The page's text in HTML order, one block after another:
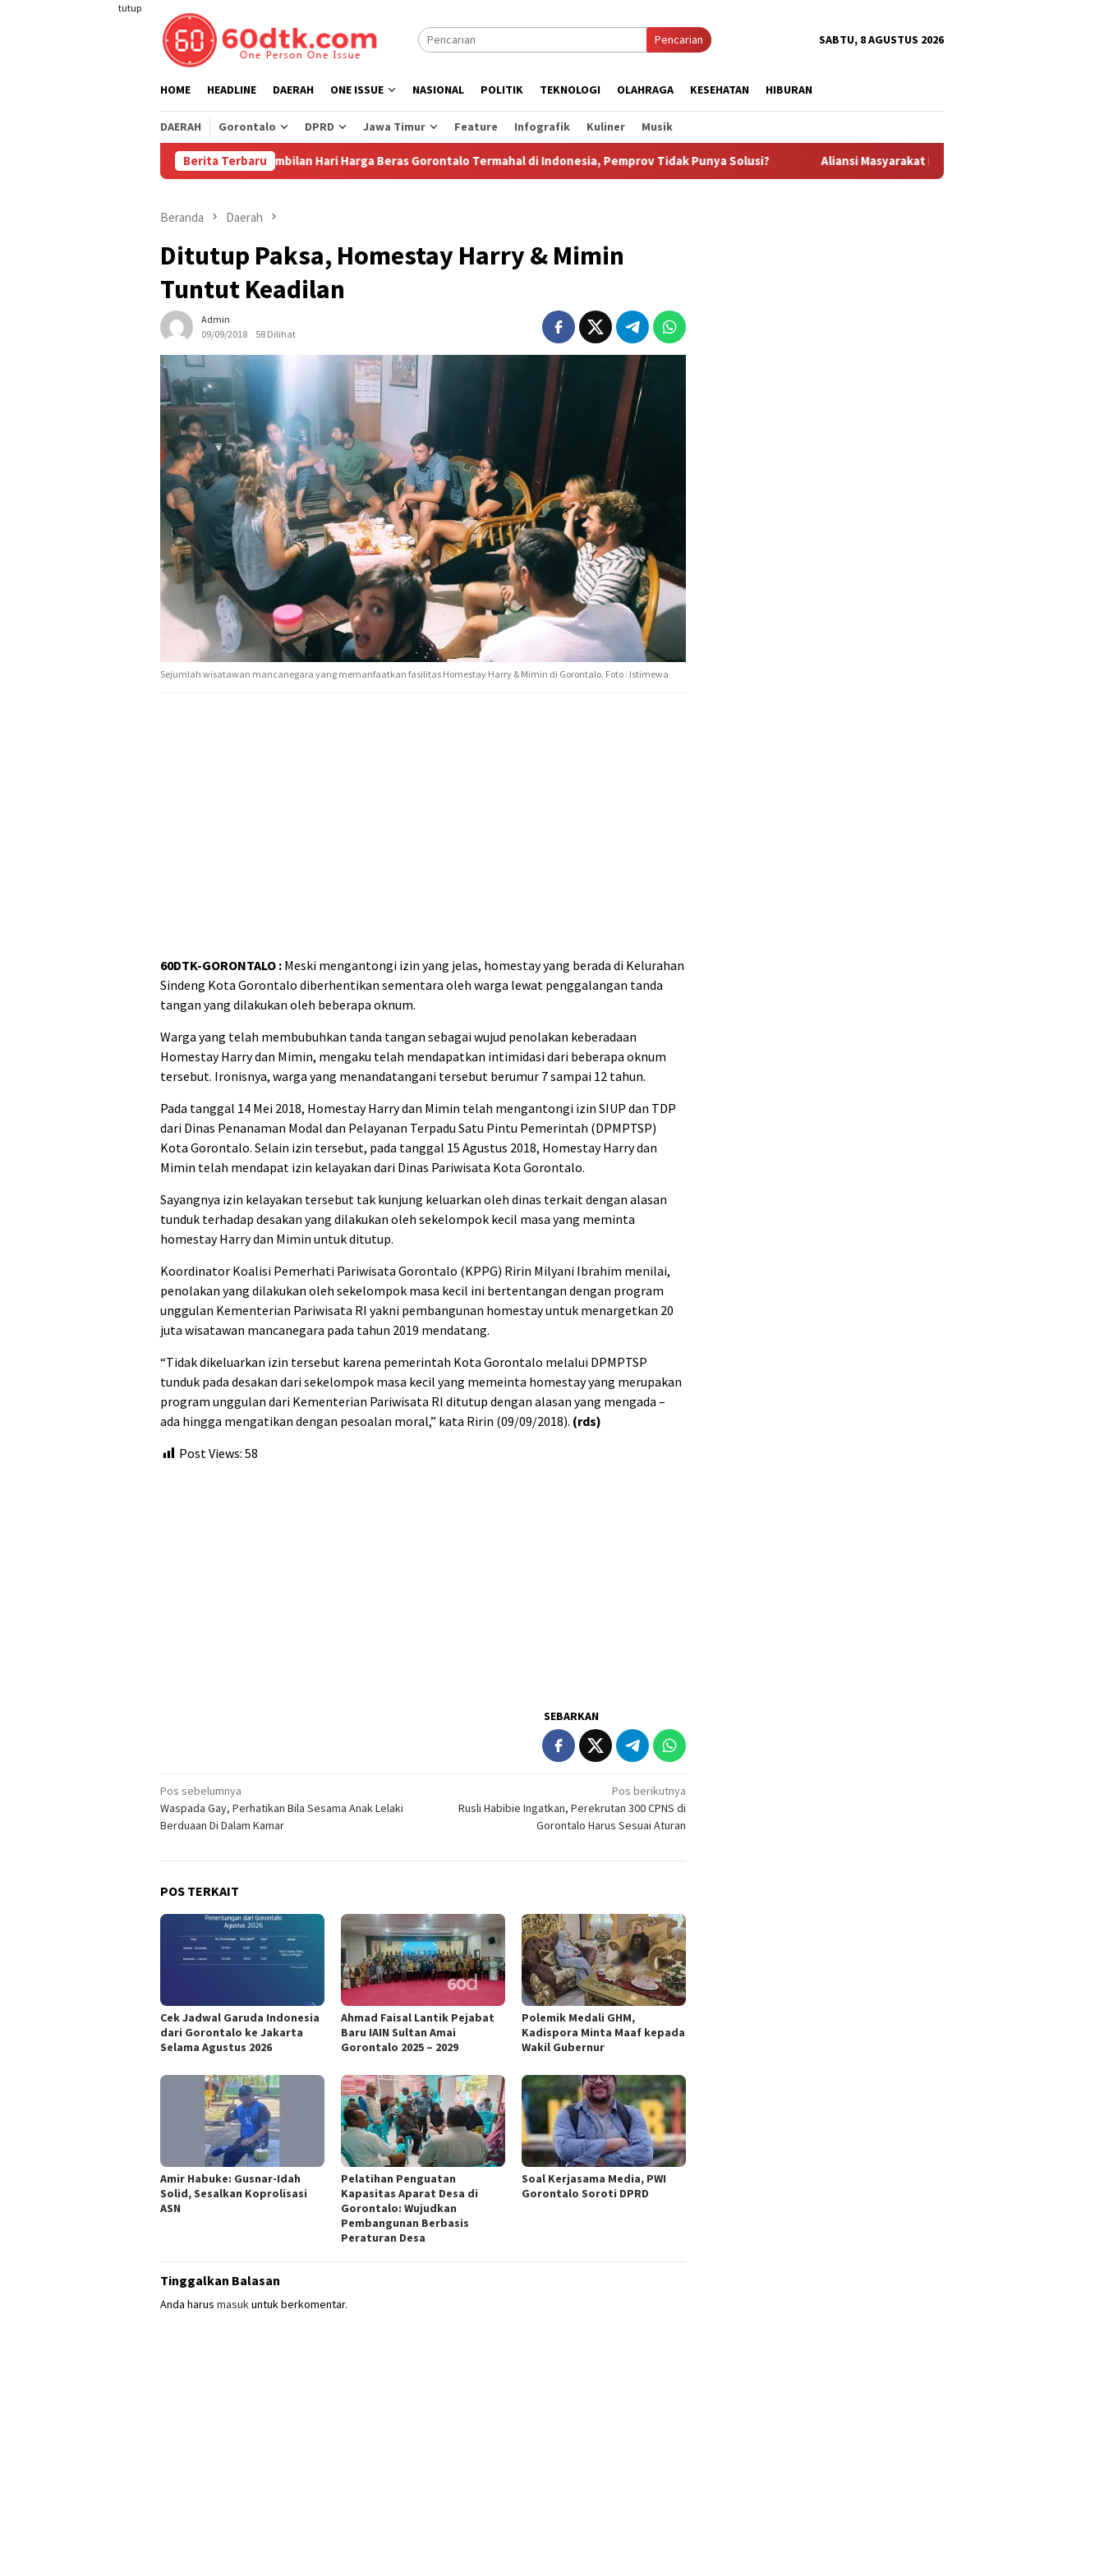
tutup
Pencarian SABTU, 8 AGUSTUS 2026
HOME HEADLINE DAERAH ONE ISSUE NASIONAL POLITIK TEKNOLOGI OLAHRAGA KESEHATAN HIBURAN
DAERAH Gorontalo DPRD Jawa Timur Feature Infografik Kuliner Musik
Berita Terbaru
Sudah Sembilan Hari Harga Beras Gorontalo Termahal di Indonesia, Pemprov Tidak Punya Solusi? Aliansi Masyarakat Penambang Desak Polisi Tuntaskan Konflik
Beranda Daerah
Ditutup Paksa, Homestay Harry & Mimin
Tuntut Keadilan
Admin
09/09/2018
58 Dilihat
Sejumlah wisatawan mancanegara yang memanfaatkan fasilitas Homestay Harry & Mimin di Gorontalo. Foto : Istimewa
60DTK-GORONTALO : Meski mengantongi izin yang jelas, homestay yang berada di Kelurahan
Sindeng Kota Gorontalo diberhentikan sementara oleh warga lewat penggalangan tanda
tangan yang dilakukan oleh beberapa oknum.
Warga yang telah membubuhkan tanda tangan sebagai wujud penolakan keberadaan
Homestay Harry dan Mimin, mengaku telah mendapatkan intimidasi dari beberapa oknum
tersebut. Ironisnya, warga yang menandatangani tersebut berumur 7 sampai 12 tahun.
Pada tanggal 14 Mei 2018, Homestay Harry dan Mimin telah mengantongi izin SIUP dan TDP
dari Dinas Penanaman Modal dan Pelayanan Terpadu Satu Pintu Pemerintah (DPMPTSP)
Kota Gorontalo. Selain izin tersebut, pada tanggal 15 Agustus 2018, Homestay Harry dan
Mimin telah mendapat izin kelayakan dari Dinas Pariwisata Kota Gorontalo.
Sayangnya izin kelayakan tersebut tak kunjung keluarkan oleh dinas terkait dengan alasan
tunduk terhadap desakan yang dilakukan oleh sekelompok kecil masa yang meminta
homestay Harry dan Mimin untuk ditutup.
Koordinator Koalisi Pemerhati Pariwisata Gorontalo (KPPG) Ririn Milyani Ibrahim menilai,
penolakan yang dilakukan oleh sekelompok masa kecil ini bertentangan dengan program
unggulan Kementerian Pariwisata RI yakni pembangunan homestay untuk menargetkan 20
juta wisatawan mancanegara pada tahun 2019 mendatang.
“Tidak dikeluarkan izin tersebut karena pemerintah Kota Gorontalo melalui DPMPTSP
tunduk pada desakan dari sekelompok masa kecil yang memeinta homestay yang merupakan
program unggulan dari Kementerian Pariwisata RI ditutup dengan alasan yang mengada –
ada hingga mengatikan dengan pesoalan moral,” kata Ririn (09/09/2018). (rds)
Post Views: 58
SEBARKAN
Navigasi
pos
Pos sebelumnya
Waspada Gay, Perhatikan Bila Sesama Anak Lelaki
Berduaan Di Dalam Kamar
Pos berikutnya
Rusli Habibie Ingatkan, Perekrutan 300 CPNS di
Gorontalo Harus Sesuai Aturan
POS TERKAIT
Cek Jadwal Garuda Indonesia
dari Gorontalo ke Jakarta
Selama Agustus 2026
Ahmad Faisal Lantik Pejabat
Baru IAIN Sultan Amai
Gorontalo 2025 – 2029
Polemik Medali GHM,
Kadispora Minta Maaf kepada
Wakil Gubernur
Amir Habuke: Gusnar-Idah
Solid, Sesalkan Koprolisasi
ASN
Pelatihan Penguatan
Kapasitas Aparat Desa di
Gorontalo: Wujudkan
Pembangunan Berbasis
Peraturan Desa
Soal Kerjasama Media, PWI
Gorontalo Soroti DPRD
Tinggalkan Balasan
Anda harus masukuntuk berkomentar.